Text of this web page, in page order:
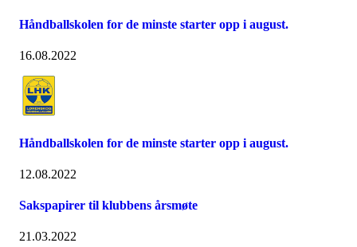
Håndballskolen for de minste starter opp i august.
16.08.2022
Håndballskolen for de minste starter opp i august.
12.08.2022
Sakspapirer til klubbens årsmøte
21.03.2022